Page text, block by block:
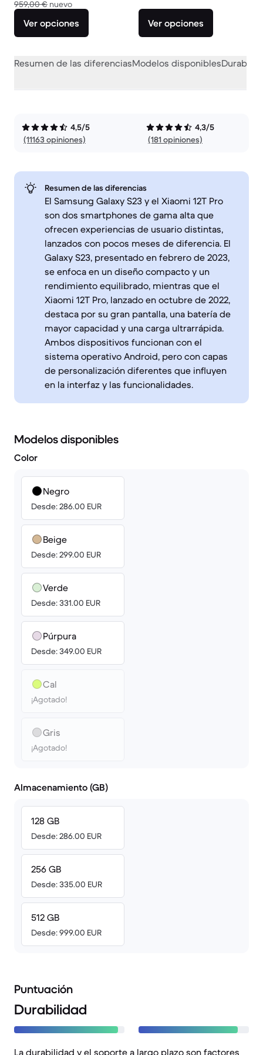
959,00 € nuevoEl dispositivo nuevo vale 959,00 €
Ver opciones Ver opciones
Resumen de las diferenciasModelos disponibles
4,5/5
(11163 opiniones)
4,3/5
(181 opiniones)
Resumen de las diferencias
El Samsung Galaxy S23 y el Xiaomi 12T Pro
son dos smartphones de gama alta que
ofrecen experiencias de usuario distintas,
lanzados con pocos meses de diferencia. El
Galaxy S23, presentado en febrero de 2023,
se enfoca en un diseño compacto y un
rendimiento equilibrado, mientras que el
Xiaomi 12T Pro, lanzado en octubre de 2022,
destaca por su gran pantalla, una batería de
mayor capacidad y una carga ultrarrápida.
Ambos dispositivos funcionan con el
sistema operativo Android, pero con capas
de personalización diferentes que influyen
en la interfaz y las funcionalidades.
Modelos disponibles
Color
Negro
Desde: 286.00 EUR
Beige
Desde: 299.00 EUR
Verde
Desde: 331.00 EUR
Púrpura
Desde: 349.00 EUR
Cal
¡Agotado!
Gris
¡Agotado!
Almacenamiento (GB)
128 GB
Desde: 286.00 EUR
256 GB
Desde: 335.00 EUR
512 GB
Desde: 999.00 EUR
Puntuación
Durabilidad
La durabilidad y el soporte a largo plazo son factores